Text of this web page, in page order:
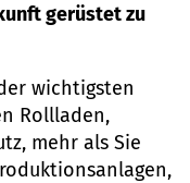
gerüstet zu
wichtigsten
Rollladen,
mehr als Sie